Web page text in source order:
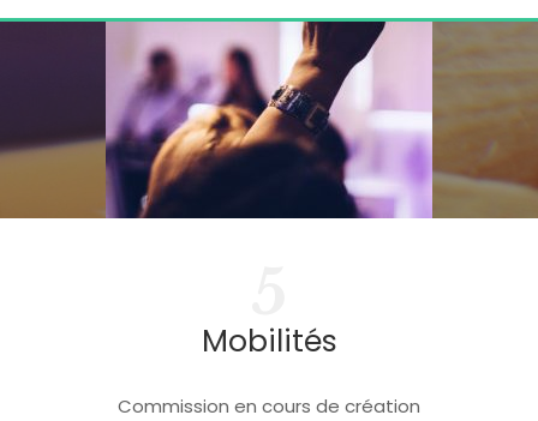
Mobilités
Commission en cours de création